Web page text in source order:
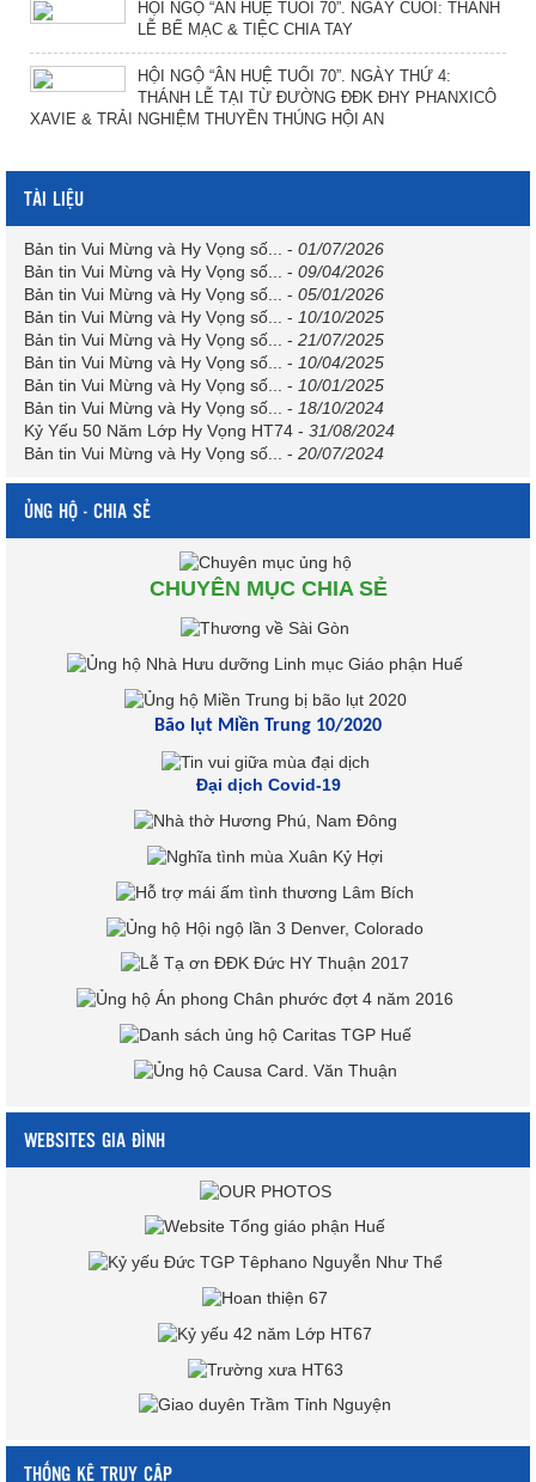
HỘI NGỘ “ÂN HUỆ TUỔI 70”. NGÀY CUỐI: THÁNH
LỄ BẾ MẠC & TIỆC CHIA TAY
HỘI NGỘ “ÂN HUỆ TUỔI 70”. NGÀY THỨ 4:
THÁNH LỄ TẠI TỪ ĐƯỜNG ĐĐK ĐHY PHANXICÔ
XAVIE & TRẢI NGHIỆM THUYỀN THÚNG HỘI AN
TÀI LIỆU
Bản tin Vui Mừng và Hy Vọng số... - 01/07/2026
Bản tin Vui Mừng và Hy Vọng số... - 09/04/2026
Bản tin Vui Mừng và Hy Vọng số... - 05/01/2026
Bản tin Vui Mừng và Hy Vọng số... - 10/10/2025
Bản tin Vui Mừng và Hy Vọng số... - 21/07/2025
Bản tin Vui Mừng và Hy Vọng số... - 10/04/2025
Bản tin Vui Mừng và Hy Vọng số... - 10/01/2025
Bản tin Vui Mừng và Hy Vọng số... - 18/10/2024
Kỷ Yếu 50 Năm Lớp Hy Vọng HT74 - 31/08/2024
Bản tin Vui Mừng và Hy Vọng số... - 20/07/2024
ỦNG HỘ - CHIA SẺ
CHUYÊN MỤC CHIA SẺ
Bão lụt Miền Trung 10/2020
Đại dịch Covid-19
WEBSITES GIA ĐÌNH
THỐNG KÊ TRUY CẬP